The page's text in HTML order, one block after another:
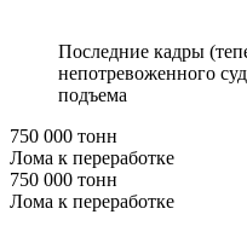
Последние кадры
непотревоженного
подъема
750 000 тонн
Лома к переработке
750 000 тонн
Лома к переработке